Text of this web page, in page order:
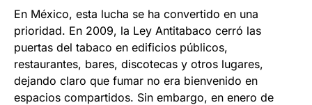
En México, esta lucha se ha convertido en una
prioridad. En 2009, la Ley Antitabaco cerró las
puertas del tabaco en edificios públicos,
restaurantes, bares, discotecas y otros lugares,
dejando claro que fumar no era bienvenido en
espacios compartidos. Sin embargo, en enero de